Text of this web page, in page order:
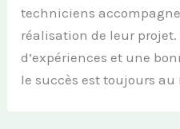
techniciens
réalisation de leur projet.
d’expériences et une
le succès est toujours au